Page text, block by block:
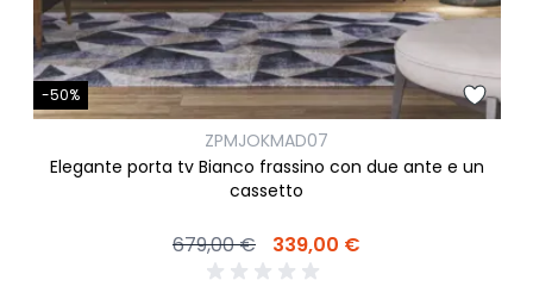
-50%
ZPMJOKMAD07
Elegante porta tv Bianco frassino con due ante e un
cassetto
679,00 € 339,00 €